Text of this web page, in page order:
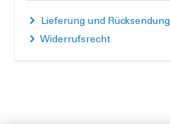
Lieferung und Rücksendung
Widerrufsrecht